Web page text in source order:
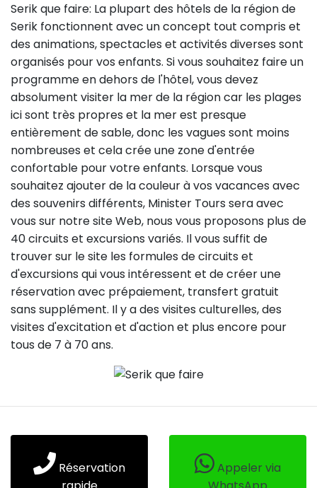
Serik que faire: La plupart des hôtels de la région de
Serik fonctionnent avec un concept tout compris et
des animations, spectacles et activités diverses sont
organisés pour vos enfants. Si vous souhaitez faire un
programme en dehors de l'hôtel, vous devez
absolument visiter la mer de la région car les plages
ici sont très propres et la mer est presque
entièrement de sable, donc les vagues sont moins
nombreuses et cela crée une zone d'entrée
confortable pour votre enfants. Lorsque vous
souhaitez ajouter de la couleur à vos vacances avec
des souvenirs différents, Minister Tours sera avec
vous sur notre site Web, nous vous proposons plus de
40 circuits et excursions variés. Il vous suffit de
trouver sur le site les formules de circuits et
d'excursions qui vous intéressent et de créer une
réservation avec prépaiement, transfert gratuit
sans supplément. Il y a des visites culturelles, des
visites d'excitation et d'action et plus encore pour
tous de 7 à 70 ans.
Réservation
Appeler via